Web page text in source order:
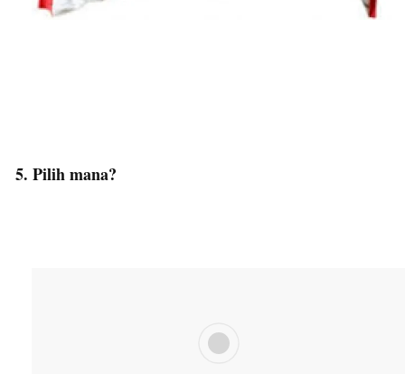
5. Pilih mana?